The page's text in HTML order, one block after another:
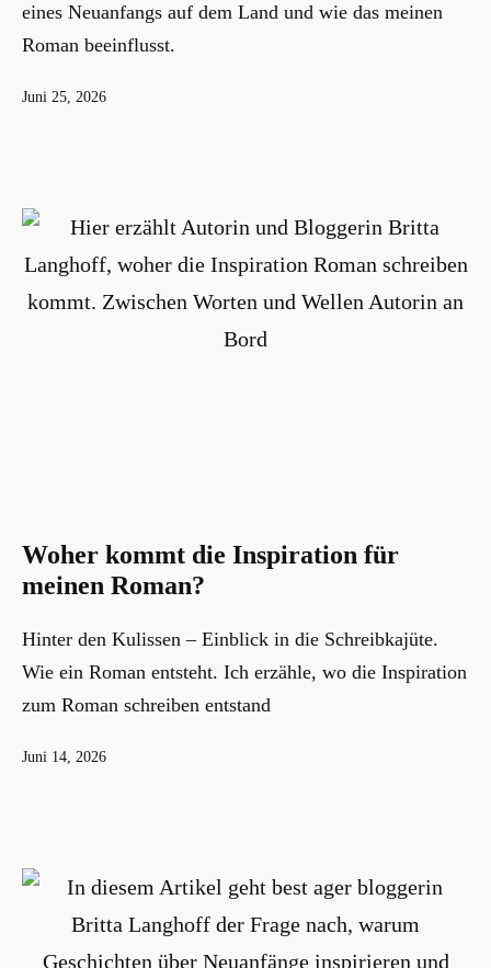
eines Neuanfangs auf dem Land und wie das meinen
Roman beeinflusst.
Veröffentlicht
Juni 25, 2026
Woher kommt die Inspiration für
meinen Roman?
Hinter den Kulissen – Einblick in die Schreibkajüte.
Wie ein Roman entsteht. Ich erzähle, wo die Inspiration
zum Roman schreiben entstand
Veröffentlicht
Juni 14, 2026